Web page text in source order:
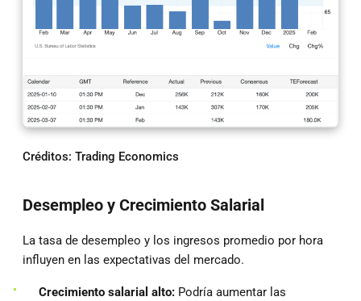
Créditos: Trading Economics
Desempleo y Crecimiento Salarial
La tasa de desempleo y los ingresos promedio por hora
influyen en las expectativas del mercado.
Crecimiento salarial alto: Podría aumentar las